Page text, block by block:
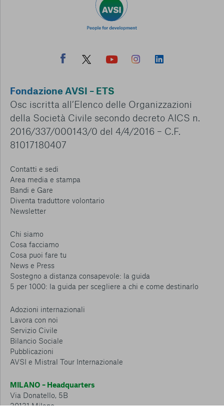
Fondazione AVSI – ETS
Osc iscritta all’Elenco delle Organizzazioni
della Società Civile secondo decreto AICS n.
2016/337/000143/0 del 4/4/2016 – C.F.
81017180407
Contatti e sedi
Area media e stampa
Bandi e Gare
Diventa traduttore volontario
Newsletter
Chi siamo
Cosa facciamo
Cosa puoi fare tu
News e Press
Sostegno a distanza consapevole: la guida
5 per 1000: la guida per scegliere a chi e come destinarlo
Adozioni internazionali
Lavora con noi
Servizio Civile
Bilancio Sociale
Pubblicazioni
AVSI e Mistral Tour Internazionale
MILANO – Headquarters
Via Donatello, 5B
20131 Milano